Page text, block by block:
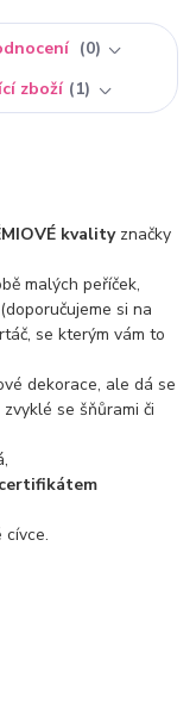
0
zboží 1
kvalityznačky
malých peříček,
si na
se kterým vám to
dekorace, ale dá se
se šňůrami či